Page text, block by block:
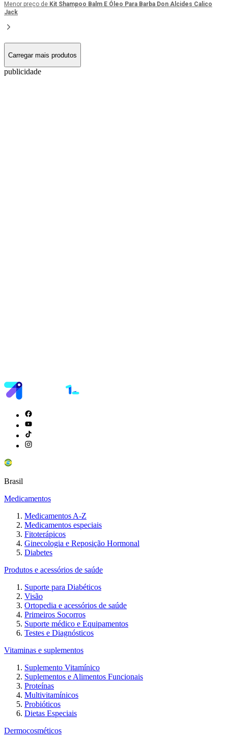
Menor preço de Kit Shampoo Balm E Óleo Para Barba Don Alcides Calico
Jack
Carregar mais produtos
publicidade
Brasil
Medicamentos
Medicamentos A-Z
Medicamentos especiais
Fitoterápicos
Ginecologia e Reposição Hormonal
Diabetes
Produtos e acessórios de saúde
Suporte para Diabéticos
Visão
Ortopedia e acessórios de saúde
Primeiros Socorros
Suporte médico e Equipamentos
Testes e Diagnósticos
Vitaminas e suplementos
Suplemento Vitamínico
Suplementos e Alimentos Funcionais
Proteínas
Multivitamínicos
Probióticos
Dietas Especiais
Dermocosméticos